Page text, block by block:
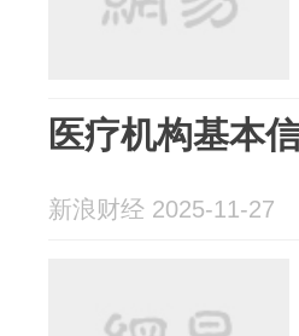
医疗机构基本
新浪财经 2025-11-27